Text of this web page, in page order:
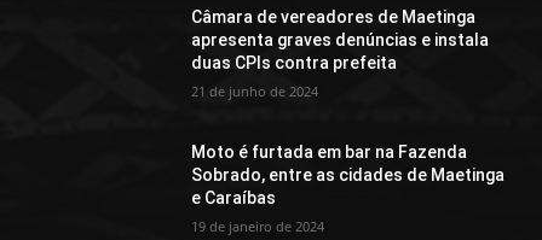
Câmara de vereadores de Maetinga
apresenta graves denúncias e instala
duas CPIs contra prefeita
21 de junho de 2024
Moto é furtada em bar na Fazenda
Sobrado, entre as cidades de Maetinga
e Caraíbas
19 de janeiro de 2024